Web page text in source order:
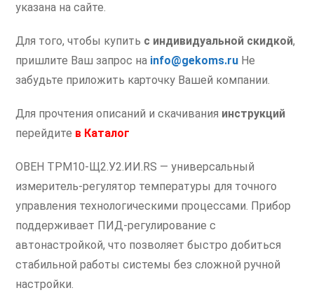
указана на сайте.
Для того, чтобы купить с индивидуальной скидкой,
пришлите Ваш запрос на info@gekoms.ru Не
забудьте приложить карточку Вашей компании.
Для прочтения описаний и скачивания инструкций
перейдите в Каталог
ОВЕН ТРМ10-Щ2.У2.ИИ.RS — универсальный
измеритель-регулятор температуры для точного
управления технологическими процессами. Прибор
поддерживает ПИД-регулирование с
автонастройкой, что позволяет быстро добиться
стабильной работы системы без сложной ручной
настройки.